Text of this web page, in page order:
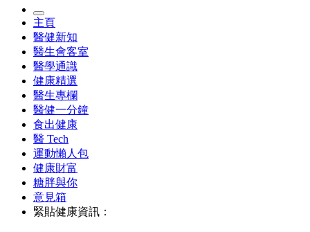
主頁
醫健新知
醫生會客室
醫學通識
健康精選
醫生專欄
醫健一分鐘
食出健康
醫 Tech
運動懶人包
健康財富
糖胖與你
意見箱
緊貼健康資訊：